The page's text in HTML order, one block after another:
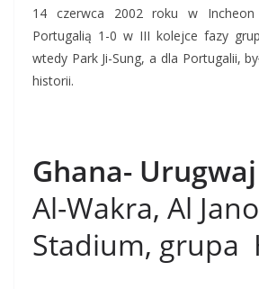
14 czerwca 2002 roku w Incheon
Portugalią 1-0 w III kolejce fazy
wtedy Park Ji-Sung, a dla Portugalii,
historii.
Ghana-
Al-Wakra, Al
Stadium, grupa